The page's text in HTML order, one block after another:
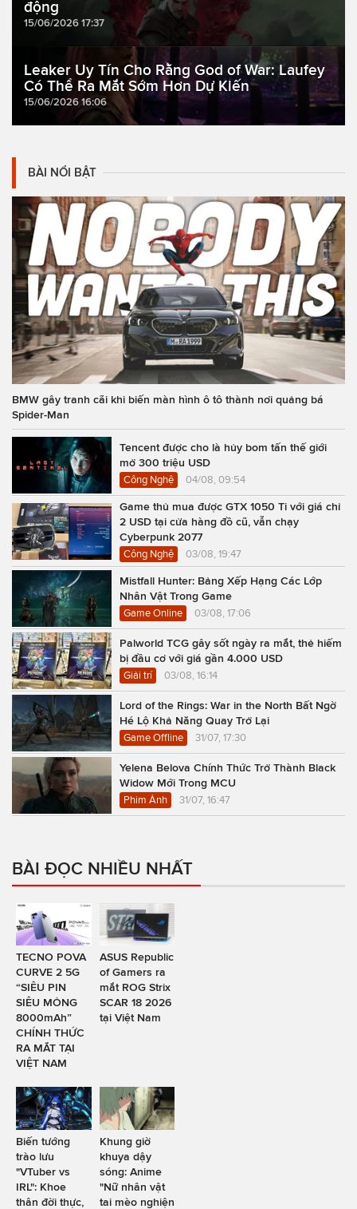
động
15/06/2026 17:37
Leaker Uy Tín Cho Rằng God of War: Laufey
Có Thể Ra Mắt Sớm Hơn Dự Kiến
15/06/2026 16:06
BÀI NỔI BẬT
BMW gây tranh cãi khi biến màn hình ô tô thành nơi quảng bá
Spider-Man
Tencent được cho là hủy bom tấn thế giới
mở 300 triệu USD
Công Nghệ 04/08, 09:54
Game thủ mua được GTX 1050 Ti với giá chỉ
2 USD tại cửa hàng đồ cũ, vẫn chạy
Cyberpunk 2077
Công Nghệ 03/08, 19:47
Mistfall Hunter: Bảng Xếp Hạng Các Lớp
Nhân Vật Trong Game
Game Online 03/08, 17:06
Palworld TCG gây sốt ngày ra mắt, thẻ hiếm
bị đầu cơ với giá gần 4.000 USD
Giải trí 03/08, 16:14
Lord of the Rings: War in the North Bất Ngờ
Hé Lộ Khả Năng Quay Trở Lại
Game Offline 31/07, 17:30
Yelena Belova Chính Thức Trở Thành Black
Widow Mới Trong MCU
Phim Ảnh 31/07, 16:47
BÀI ĐỌC NHIỀU NHẤT
TECNO POVA
CURVE 2 5G
“SIÊU PIN
SIÊU MỎNG
8000mAh”
CHÍNH THỨC
RA MẮT TẠI
VIỆT NAM
ASUS Republic
of Gamers ra
mắt ROG Strix
SCAR 18 2026
tại Việt Nam
Biến tướng
trào lưu
"VTuber vs
IRL": Khoe
thân đời thực,
Khung giờ
khuya dậy
sóng: Anime
"Nữ nhân vật
tai mèo nghiện